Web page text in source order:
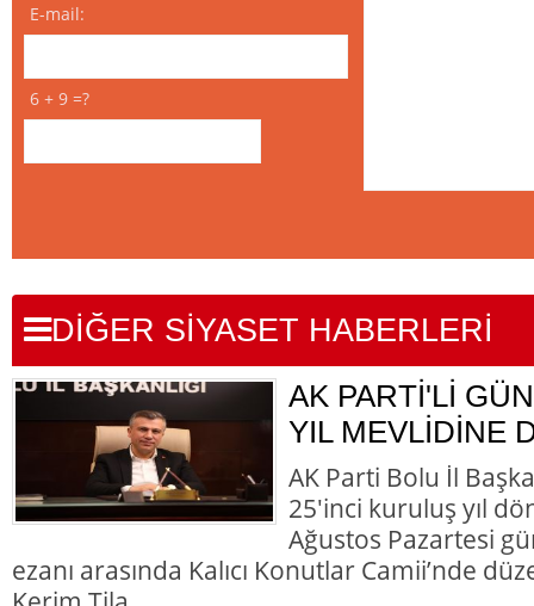
E-mail:
6 + 9 =?
DİĞER SİYASET HABERLERİ
AK PARTİ'Lİ
YIL MEVLİDİNE
AK Parti Bolu İl
25'inci kuruluş yıl
Ağustos Pazartesi
ezanı arasında Kalıcı Konutlar Camii’nde